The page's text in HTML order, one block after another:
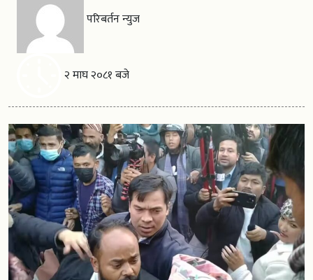
परिबर्तन न्युज
२ माघ २०८१ बजे